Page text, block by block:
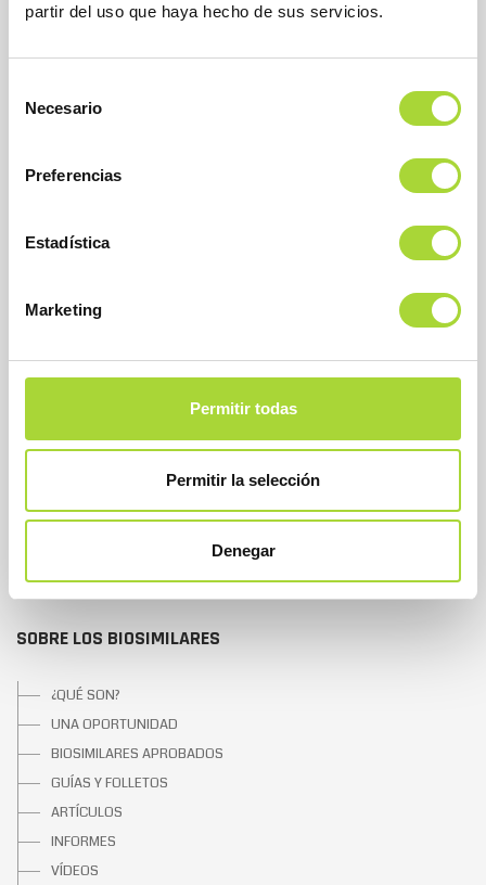
partir del uso que haya hecho de sus servicios.
Necesario
Preferencias
Estadística
Marketing
Permitir todas
Permitir la selección
Denegar
Asociación Española de Medicamentos Biosimilares
Calle Condesa de Venadito, 1
Teléfono : +34 91 864 31 32
EQUIPO
ASOCIADOS ADHERIDOS
SOBRE LOS BIOSIMILARES
¿QUÉ SON?
UNA OPORTUNIDAD
BIOSIMILARES APROBADOS
GUÍAS Y FOLLETOS
ARTÍCULOS
INFORMES
VÍDEOS